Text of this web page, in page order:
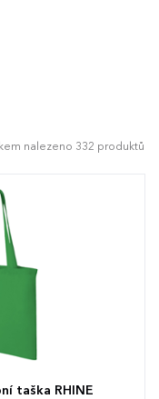
nalezeno 332 produktů
taška RHINE